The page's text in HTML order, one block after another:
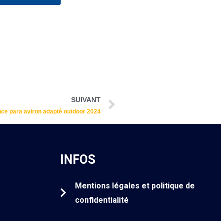
SUIVANT
para aviron adapté outdoor 2024
INFOS
Mentions légales et politique de
confidentialité